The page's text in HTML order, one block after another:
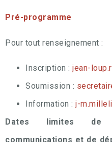
Pré-programme
Pour tout renseignement :
Inscription : jean-
Soumission :
Information : j-
Dates limites de
communications et de